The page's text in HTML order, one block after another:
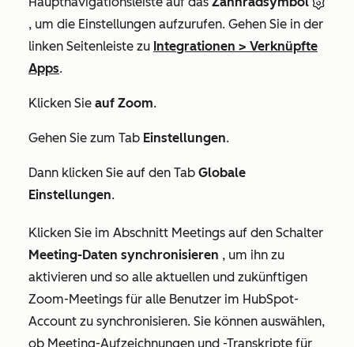
, um die Einstellungen aufzurufen. Gehen Sie in der
linken Seitenleiste zu Integrationen > Verknüpfte
Apps.
Klicken Sie auf Zoom.
Gehen Sie zum Tab Einstellungen.
Dann klicken Sie auf den Tab Globale
Einstellungen.
Klicken Sie im Abschnitt Meetings auf den Schalter
Meeting-Daten synchronisieren , um ihn zu
aktivieren und so alle aktuellen und zukünftigen
Zoom-Meetings für alle Benutzer im HubSpot-
Account zu synchronisieren. Sie können auswählen,
ob Meeting-Aufzeichnungen und -Transkripte für